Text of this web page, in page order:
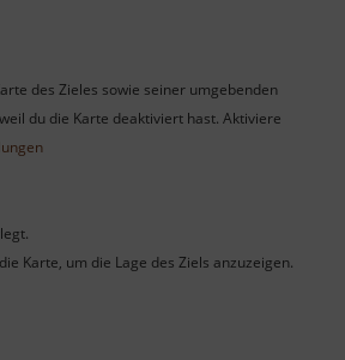
des Zieles sowie seiner umgebenden
du die Karte deaktiviert hast. Aktiviere
Karte, um die Lage des Ziels anzuzeigen.